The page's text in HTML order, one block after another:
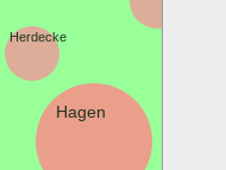
Herdecke
Hagen